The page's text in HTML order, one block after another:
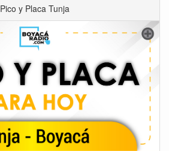
Pico y Placa Tunja